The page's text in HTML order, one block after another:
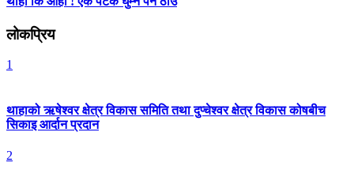
लोकप्रिय
1
थाहाको ऋषेश्वर क्षेत्र विकास समिति तथा दुप्चेश्वर क्षेत्र विकास कोषबीच
सिकाइ आर्दान प्रदान
2